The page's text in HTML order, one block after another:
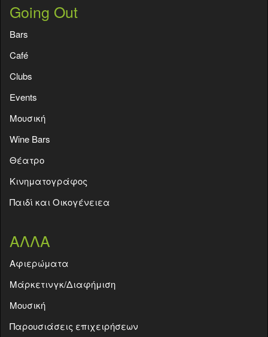
Going Out
Bars
Café
Clubs
Events
Moυσική
Wine Bars
Θέατρο
Κινηματογράφος
Παιδί και Οικογένειεα
ΑΛΛΑ
Aφιερώματα
Μάρκετινγκ/Διαφήμιση
Μουσική
Παρουσιάσεις επιχειρήσεων